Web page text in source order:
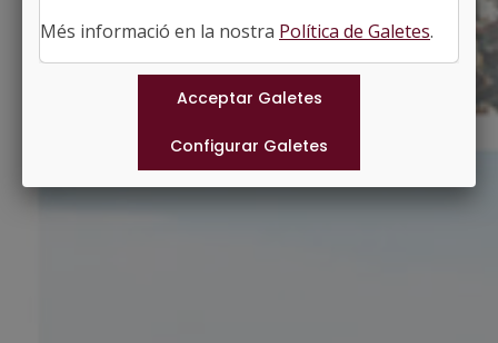
Municipis
Més informació en la nostra Política de Galetes.